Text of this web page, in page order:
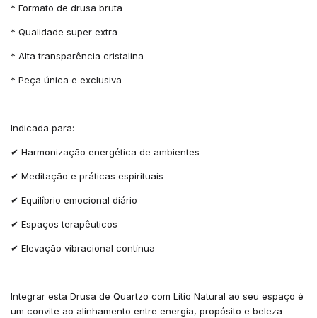
* Formato de drusa bruta
* Qualidade super extra
* Alta transparência cristalina
* Peça única e exclusiva
Indicada para:
✔ Harmonização energética de ambientes
✔ Meditação e práticas espirituais
✔ Equilíbrio emocional diário
✔ Espaços terapêuticos
✔ Elevação vibracional contínua
Integrar esta Drusa de Quartzo com Lítio Natural ao seu espaço é
um convite ao alinhamento entre energia, propósito e beleza